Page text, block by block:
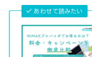
あわせて読みたい